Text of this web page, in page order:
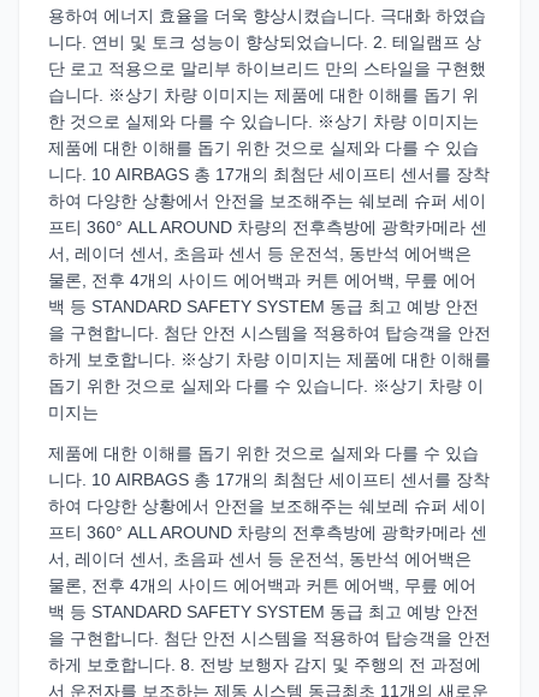
용하여 에너지 효율을 더욱 향상시켰습니다. 극대화 하였습
니다. 연비 및 토크 성능이 향상되었습니다. 2. 테일램프 상
단 로고 적용으로 말리부 하이브리드 만의 스타일을 구현했
습니다. ※상기 차량 이미지는 제품에 대한 이해를 돕기 위
한 것으로 실제와 다를 수 있습니다. ※상기 차량 이미지는
제품에 대한 이해를 돕기 위한 것으로 실제와 다를 수 있습
니다. 10 AIRBAGS 총 17개의 최첨단 세이프티 센서를 장착
하여 다양한 상황에서 안전을 보조해주는 쉐보레 슈퍼 세이
프티 360° ALL AROUND 차량의 전후측방에 광학카메라 센
서, 레이더 센서, 초음파 센서 등 운전석, 동반석 에어백은
물론, 전후 4개의 사이드 에어백과 커튼 에어백, 무릎 에어
백 등 STANDARD SAFETY SYSTEM 동급 최고 예방 안전
을 구현합니다. 첨단 안전 시스템을 적용하여 탑승객을 안전
하게 보호합니다. ※상기 차량 이미지는 제품에 대한 이해를
돕기 위한 것으로 실제와 다를 수 있습니다. ※상기 차량 이
미지는
제품에 대한 이해를 돕기 위한 것으로 실제와 다를 수 있습
니다. 10 AIRBAGS 총 17개의 최첨단 세이프티 센서를 장착
하여 다양한 상황에서 안전을 보조해주는 쉐보레 슈퍼 세이
프티 360° ALL AROUND 차량의 전후측방에 광학카메라 센
서, 레이더 센서, 초음파 센서 등 운전석, 동반석 에어백은
물론, 전후 4개의 사이드 에어백과 커튼 에어백, 무릎 에어
백 등 STANDARD SAFETY SYSTEM 동급 최고 예방 안전
을 구현합니다. 첨단 안전 시스템을 적용하여 탑승객을 안전
하게 보호합니다. 8. 전방 보행자 감지 및 주행의 전 과정에
서 운전자를 보조하는 제동 시스템 동급최초 11개의 새로운